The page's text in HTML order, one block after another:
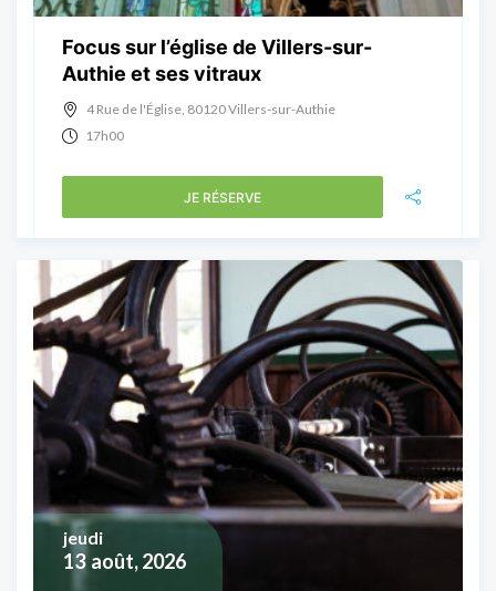
Focus sur l’église de Villers-sur-
Authie et ses vitraux
4 Rue de l'Église, 80120 Villers-sur-Authie
17h00
JE RÉSERVE
13 août, 2026
jeudi